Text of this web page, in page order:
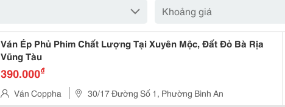
Khoảng giá
Ván Ép Phủ Phim Chất Lượng Tại Xuyên Mộc, Đất Đỏ Bà Rịa
Vũng Tàu
390.000₫
Ván Coppha 30/17 Đường Số 1, Phường Bình An